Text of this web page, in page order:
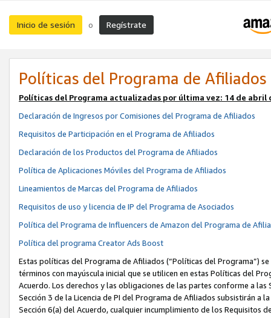
Inicio de sesión o Regístrate
Políticas del Programa de Afiliados
Políticas del Programa actualizadas por última vez: 14 de abril
Declaración de Ingresos por Comisiones del Programa de Afiliados
Requisitos de Participación en el Programa de Afiliados
Declaración de los Productos del Programa de Afiliados
Política de Aplicaciones Móviles del Programa de Afiliados
Lineamientos de Marcas del Programa de Afiliados
Requisitos de uso y licencia de IP del Programa de Asociados
Política del Programa de Influencers de Amazon del Programa de
Política del programa Creator Ads Boost
Estas políticas del Programa de Afiliados (“Políticas del Programa”)
términos con mayúscula inicial que se utilicen en estas Políticas del
Acuerdo. Los derechos y las obligaciones de las partes conforme a
Sección 3 de la Licencia de PI del Programa de Afiliados subsistirán
Sección 6(a) del Acuerdo, cualquier incumplimiento de los Requisitos